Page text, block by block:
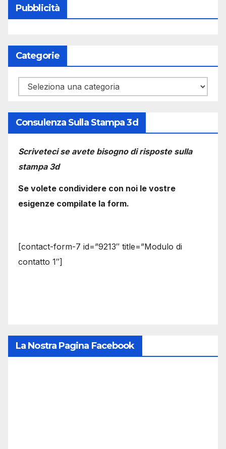
Pubblicità
Categorie
Categorie
Consulenza Sulla Stampa 3d
Scriveteci se avete bisogno di risposte sulla
stampa 3d
Se volete condividere con noi le vostre
esigenze compilate la form.
[contact-form-7 id=”9213″ title=”Modulo di
contatto 1″]
La Nostra Pagina Facebook